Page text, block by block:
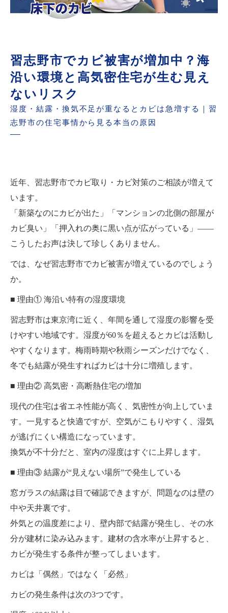
習志野市でカビが再発する理由はここにある｜
と危険なカビのサインとは
習志野市でカビを根本解決する方法｜除去より
も大切な“原因改善”という考え方
習志野市で深刻なカビ問題にお悩みなら｜再発
を繰り返す前に専門相談を
習志野市でカビ被害が増加中？海
沿い環境と高気密住宅が生む見え
ないリスク
湿度・結露・換気不足が重なるとカビは急増する｜習
志野市の住宅事情から見る本当の原因
近年、習志野市でカビ取り・カビ対策のご相談が増えて
います。
「新築なのにカビが出た」「マンションの北側の部屋が
カビ臭い」「押入れの奥に黒い点が広がっている」――
こうしたお声は決して珍しくありません。
では、なぜ習志野市でカビ被害が増えているのでしょう
か。
■ 理由① 海沿い特有の湿度環境
習志野市は東京湾に近く、年間を通して湿度の影響を受
けやすい地域です。湿度が60％を超えるとカビは活動し
やすくなります。梅雨時期や秋雨シーズンだけでなく、
冬でも結露が発生すればカビは十分に増殖します。
■ 理由② 高気密・高断熱住宅の増加
現代の住宅は省エネ性能が高く、気密性が向上していま
す。一見すると快適ですが、空気がこもりやすく、湿気
が逃げにくい構造になっています。
換気が不十分だと、室内の湿度はすぐに上昇します。
■ 理由③ 結露が“見えない場所”で発生している
窓ガラスの結露は目で確認できますが、問題なのは壁の
中や天井裏です。
外気との温度差により、壁内部で結露が発生し、その水
分が建材に染み込みます。建材の含水率が上昇すると、
カビが発生する条件が整ってしまいます。
カビは「偶然」ではなく「必然」
カビの発生条件は次の3つです。